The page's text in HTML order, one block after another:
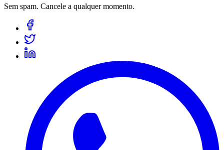
Sem spam. Cancele a qualquer momento.